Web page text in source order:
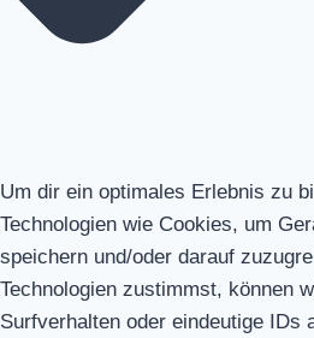
Um dir ein optimales Erlebnis zu
Technologien wie Cookies, um
speichern und/oder darauf
Technologien zustimmst, können
Surfverhalten oder eindeutige IDs